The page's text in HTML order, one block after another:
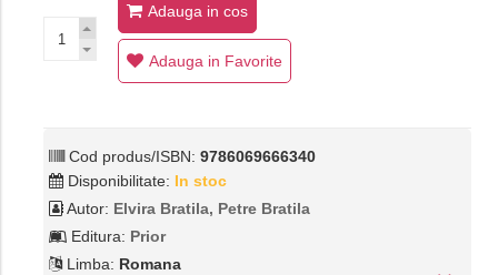
Adauga in cos
Adauga in Favorite
Cod produs/ISBN: 9786069666340
Disponibilitate: In stoc
Autor: Elvira Bratila, Petre Bratila
Editura: Prior
Limba: Romana